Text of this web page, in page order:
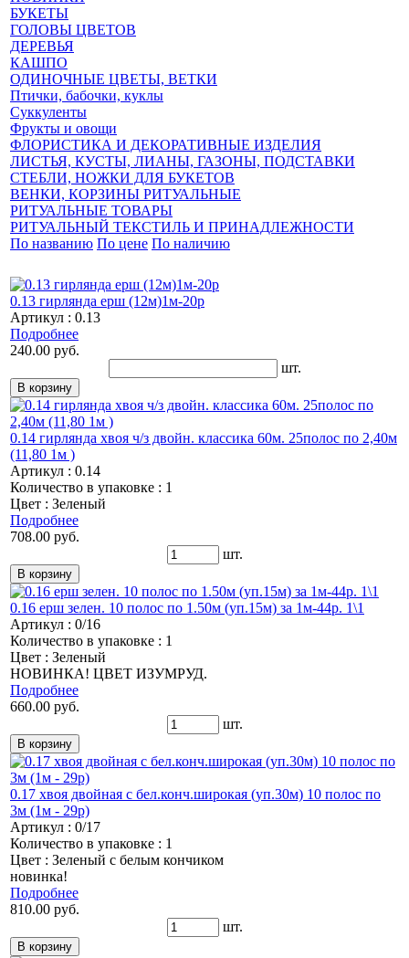
БУКЕТЫ
ГОЛОВЫ ЦВЕТОВ
ДЕРЕВЬЯ
КАШПО
ОДИНОЧНЫЕ ЦВЕТЫ, ВЕТКИ
Птички, бабочки, куклы
Суккуленты
Фрукты и овощи
ФЛОРИСТИКА И ДЕКОРАТИВНЫЕ ИЗДЕЛИЯ
ЛИСТЬЯ, КУСТЫ, ЛИАНЫ, ГАЗОНЫ, ПОДСТАВКИ
СТЕБЛИ, НОЖКИ ДЛЯ БУКЕТОВ
ВЕНКИ, КОРЗИНЫ РИТУАЛЬНЫЕ
РИТУАЛЬНЫЕ ТОВАРЫ
РИТУАЛЬНЫЙ ТЕКСТИЛЬ И ПРИНАДЛЕЖНОСТИ
По названию По цене По наличию
0.13 гирлянда ерш (12м)1м-20р
Артикул : 0.13
Подробнее
240.00 руб.
шт.
0.14 гирлянда хвоя ч/з двойн. классика 60м. 25полос по 2,40м
(11,80 1м )
Артикул : 0.14
Количество в упаковке : 1
Цвет : Зеленый
Подробнее
708.00 руб.
шт.
0.16 ерш зелен. 10 полос по 1.50м (уп.15м) за 1м-44р. 1\1
Артикул : 0/16
Количество в упаковке : 1
Цвет : Зеленый
НОВИНКА! ЦВЕТ ИЗУМРУД.
Подробнее
660.00 руб.
шт.
0.17 хвоя двойная с бел.конч.широкая (уп.30м) 10 полос по
3м (1м - 29р)
Артикул : 0/17
Количество в упаковке : 1
Цвет : Зеленый с белым кончиком
новинка!
Подробнее
810.00 руб.
шт.